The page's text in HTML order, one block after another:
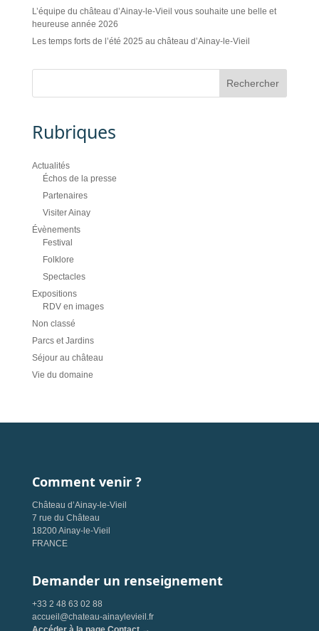
L’équipe du château d’Ainay-le-Vieil vous souhaite une belle et
heureuse année 2026
Les temps forts de l’été 2025 au château d’Ainay-le-Vieil
Rubriques
Actualités
Échos de la presse
Partenaires
Visiter Ainay
Évènements
Festival
Folklore
Spectacles
Expositions
RDV en images
Non classé
Parcs et Jardins
Séjour au château
Vie du domaine
Comment venir ?
Château d’Ainay-le-Vieil
7 rue du Château
18200 Ainay-le-Vieil
FRANCE
Demander un renseignement
+33 2 48 63 02 88
accueil@chateau-ainaylevieil.fr